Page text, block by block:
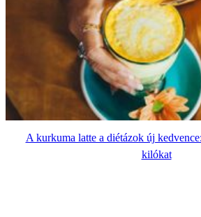
A kurkuma latte a diétázok új
kilókat